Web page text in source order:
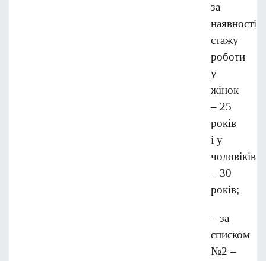
за
наявності
стажу
роботи
у
жінок
– 25
років
і у
чоловіків
– 30
років;
– за
списком
№2 –